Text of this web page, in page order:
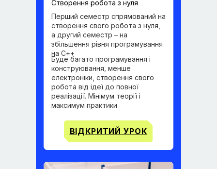
Створення робота з нуля
ВІДКРИТИЙ УРОК
Перший семестр спрямований на
створення свого робота з нуля,
а другий семестр – на
збільшення рівня програмування
на С++
Буде багато програмування і
конструювання, менше
електроніки, створення свого
робота від ідеї до повної
реалізації. Мінімум теорії і
максимум практики